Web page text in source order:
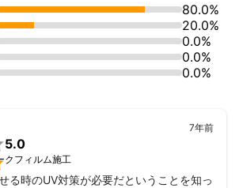
ティング　　・カーナビ・オーディオ取
ラス交換　・鈑金・塗装
字、カッティングシート、ステッカー作
板工事
テナンス、どんな小さなことでもお気軽に
な技術と経験をもったプロがスピーディー
フをサポートさせていただきます。
80.0%
20.0%
0.0%
0.0%
0.0%
5.0
クフィルム施工
7年前
る時のUV対策が必要だということを知っ